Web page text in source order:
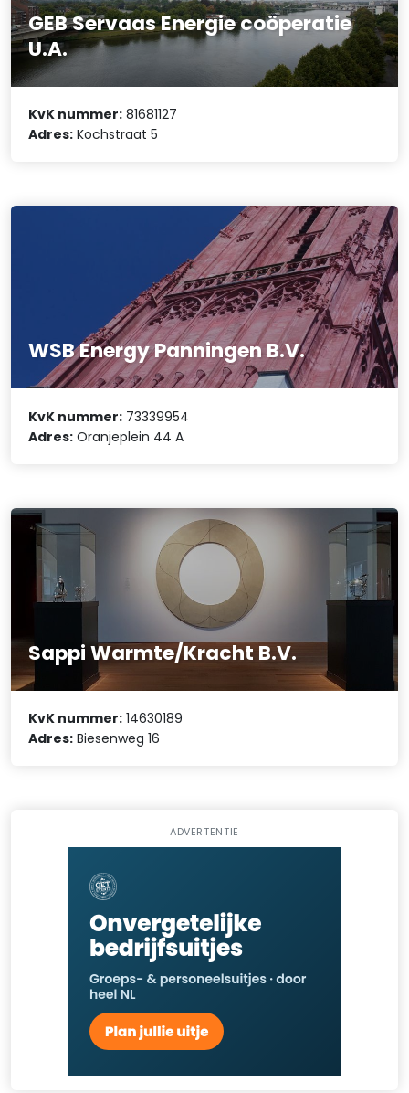
GEB Servaas Energie coöperatie
U.A.
KvK nummer: 81681127
Adres: Kochstraat 5
WSB Energy Panningen B.V.
KvK nummer: 73339954
Adres: Oranjeplein 44 A
Sappi Warmte/Kracht B.V.
KvK nummer: 14630189
Adres: Biesenweg 16
ADVERTENTIE